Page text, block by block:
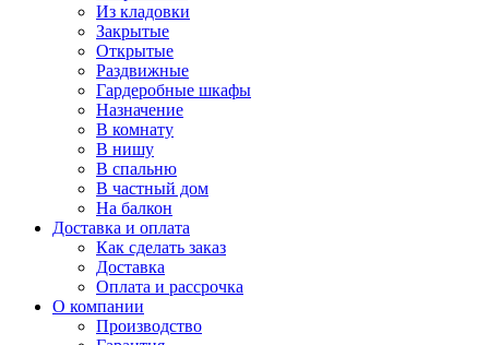
Из кладовки
Закрытые
Открытые
Раздвижные
Гардеробные шкафы
Назначение
В комнату
В нишу
В спальню
В частный дом
На балкон
Доставка и оплата
Как сделать заказ
Доставка
Оплата и рассрочка
О компании
Производство